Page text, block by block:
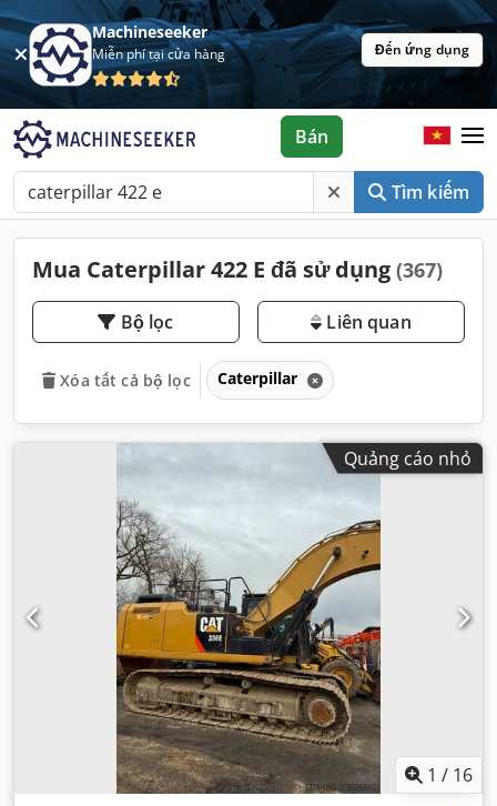
Machineseeker
Miễn phí tại cửa hàng Đến ứng dụng
Tìm kiếm
Bán
Mua Caterpillar 422 E đã sử dụng (367)
Bộ lọc Liên quan
Xóa tất cả bộ lọc Caterpillar
Quảng cáo nhỏ
1 / 16